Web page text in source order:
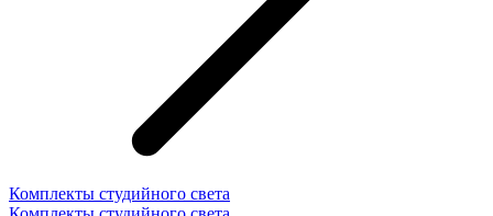
Комплекты студийного света